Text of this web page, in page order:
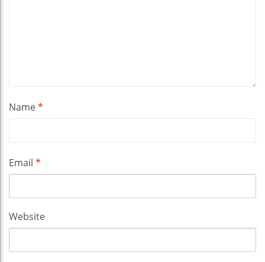
Name*
Email *
Website